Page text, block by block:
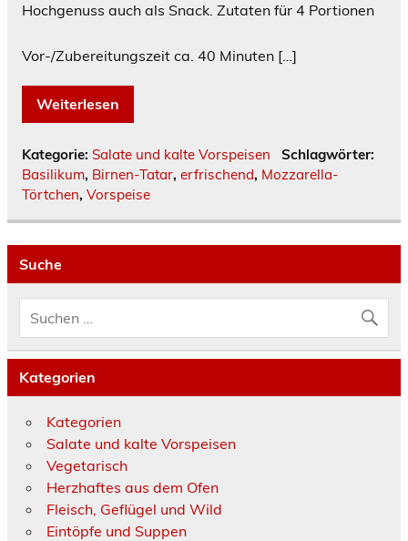
Hochgenuss auch als Snack. Zutaten für 4 Portionen
Vor-/Zubereitungszeit ca. 40 Minuten […]
Weiterlesen
Kategorie: Salate und kalte Vorspeisen
Schlagwörter:
Basilikum, Birnen-Tatar, erfrischend, Mozzarella-
Törtchen, Vorspeise
Suche
Kategorien
Kategorien
Salate und kalte Vorspeisen
Vegetarisch
Herzhaftes aus dem Ofen
Fleisch, Geflügel und Wild
Eintöpfe und Suppen